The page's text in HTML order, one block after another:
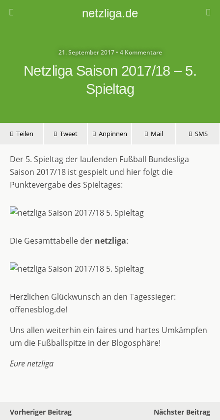
netzliga.de
21. September 2017 • 4 Kommentare
Netzliga Saison 2017/18 – 5.
Spieltag
Teilen Tweet Anpinnen Mail SMS
Der 5. Spieltag der laufenden Fußball Bundesliga
Saison 2017/18 ist gespielt und hier folgt die
Punktevergabe des Spieltages:
Die Gesamttabelle der netzliga:
Herzlichen Glückwunsch an den Tagessieger:
offenesblog.de!
Uns allen weiterhin ein faires und hartes Umkämpfen
um die Fußballspitze in der Blogosphäre!
Eure netzliga
Vorheriger Beitrag
Nächster Beitrag